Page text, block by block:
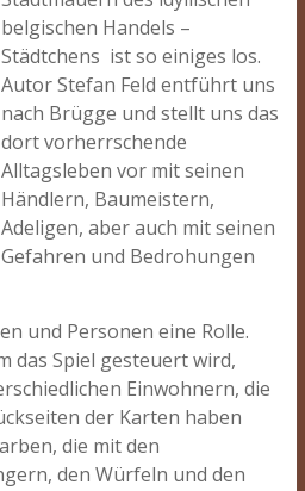
belgischen Handels –
Städtchens ist so einiges los.
Autor Stefan Feld entführt uns
nach Brügge und stellt uns das
dort vorherrschende
Alltagsleben vor mit seinen
Händlern, Baumeistern,
Adeligen, aber auch mit seinen
Gefahren und Bedrohungen
und Personen eine Rolle.
das Spiel gesteuert wird,
Einwohnern, die
der Karten haben
die mit den
den Würfeln und den